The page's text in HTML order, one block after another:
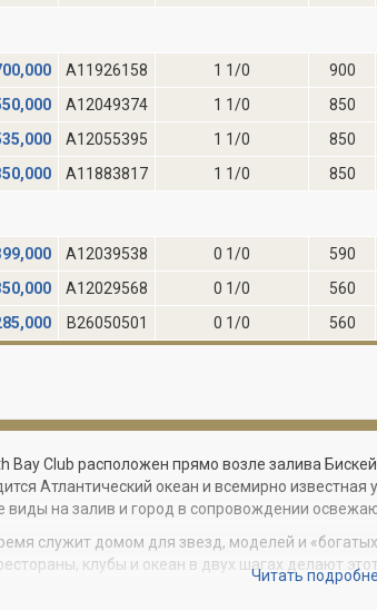
A11926158 1 1/0 900
A12049374 1 1/0 850
A12055395 1 1/0 850
A11883817 1 1/0 850
A12039538 0 1/0 590
A12029568 0 1/0 560
B26050501 0 1/0 560
Bay Club расположен прямо возле залива
Атлантический океан и всемирно известная
на залив и город в сопровождении
служит домом для звезд, моделей и
клубы и океан в двух шагах делают
Читать